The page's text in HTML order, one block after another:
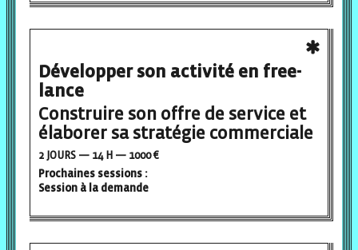
Développer son activité en free-
lance
Construire son offre de service et
élaborer sa stratégie commerciale
2 JOURS — 14 H — 1000 €
Prochaines sessions :
Session à la demande